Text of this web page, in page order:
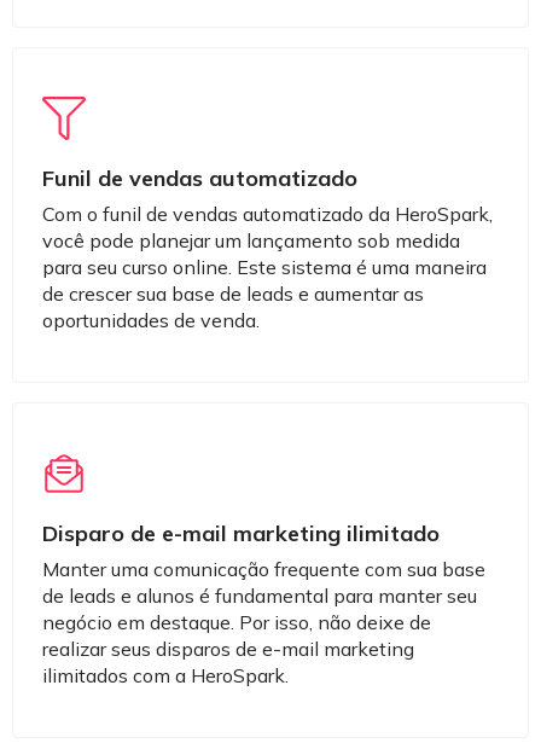
Funil de vendas automatizado
Com o funil de vendas automatizado da HeroSpark,
você pode planejar um lançamento sob medida
para seu curso online. Este sistema é uma maneira
de crescer sua base de leads e aumentar as
oportunidades de venda.
Disparo de e-mail marketing ilimitado
Manter uma comunicação frequente com sua base
de leads e alunos é fundamental para manter seu
negócio em destaque. Por isso, não deixe de
realizar seus disparos de e-mail marketing
ilimitados com a HeroSpark.